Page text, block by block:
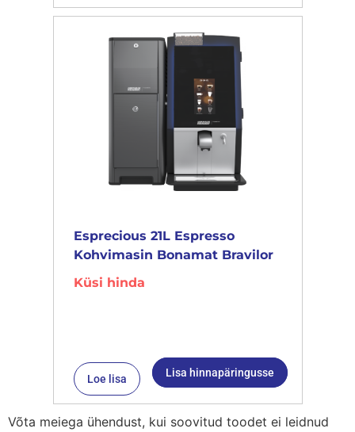
Esprecious 21L Espresso
Kohvimasin Bonamat Bravilor
Küsi hinda
Loe lisa Lisa hinnapäringusse
Võta meiega ühendust, kui soovitud toodet ei leidnud